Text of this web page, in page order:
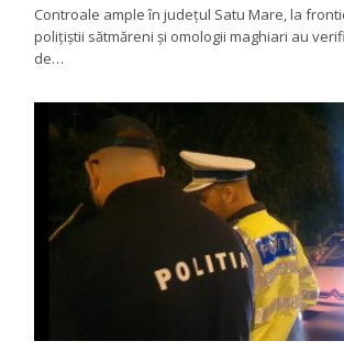
Controale ample în județul Satu Mare, la
polițiștii sătmăreni și omologii maghiari au
de…